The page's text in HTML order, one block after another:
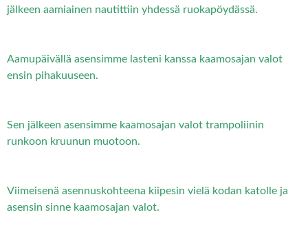
jälkeen aamiainen nautittiin yhdessä ruokapöydässä.
Aamupäivällä asensimme lasteni kanssa kaamosajan valot
ensin pihakuuseen.
Sen jälkeen asensimme kaamosajan valot trampoliinin
runkoon kruunun muotoon.
Viimeisenä asennuskohteena kiipesin vielä kodan katolle ja
asensin sinne kaamosajan valot.